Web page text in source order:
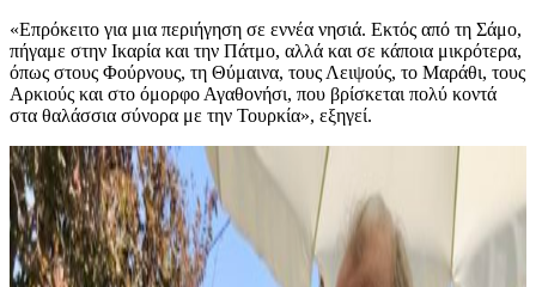
«Επρόκειτο για μια περιήγηση σε εννέα νησιά. Εκτός από τη Σάμο,
πήγαμε στην Ικαρία και την Πάτμο, αλλά και σε κάποια μικρότερα,
όπως στους Φούρνους, τη Θύμαινα, τους Λειψούς, το Μαράθι, τους
Αρκιούς και στο όμορφο Αγαθονήσι, που βρίσκεται πολύ κοντά
στα θαλάσσια σύνορα με την Τουρκία», εξηγεί.